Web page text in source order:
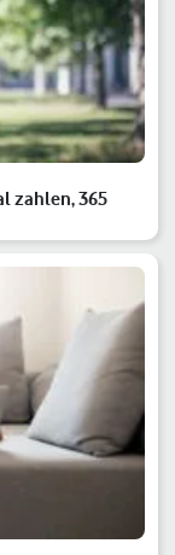
zahlen, 365